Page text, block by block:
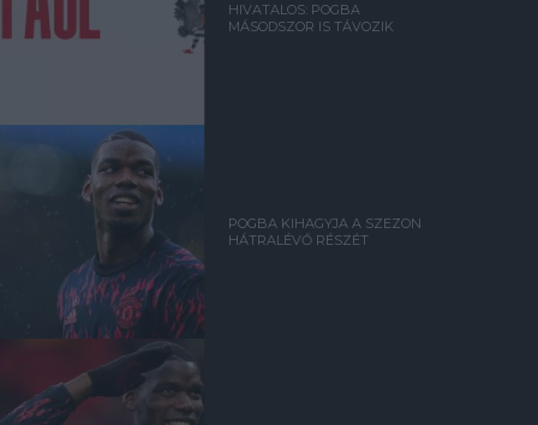
HIVATALOS: POGBA
MÁSODSZOR IS TÁVOZIK
POGBA KIHAGYJA A SZEZON
HÁTRALÉVŐ RÉSZÉT